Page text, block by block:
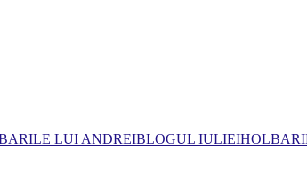
LUI ANDREIBLOGUL IULIEI